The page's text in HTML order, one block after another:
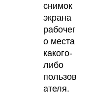
снимок
экрана
рабочег
о места
какого-
либо
пользов
ателя.